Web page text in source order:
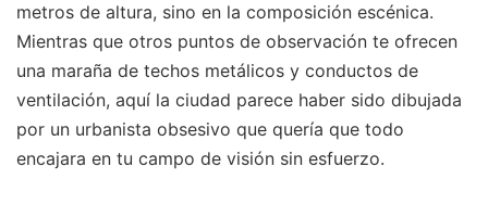
metros de altura, sino en la composición escénica.
Mientras que otros puntos de observación te ofrecen
una maraña de techos metálicos y conductos de
ventilación, aquí la ciudad parece haber sido dibujada
por un urbanista obsesivo que quería que todo
encajara en tu campo de visión sin esfuerzo.